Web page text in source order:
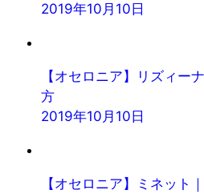
2019年10月10日
【オセロニア】リズィー
方
2019年10月10日
【オセロニア】ミネット